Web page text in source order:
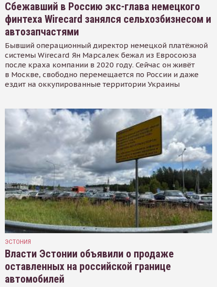
Сбежавший в Россию экс-глава немецкого
финтеха Wirecard занялся сельхозбизнесом и
автозапчастями
Бывший операционный директор немецкой платёжной
системы Wirecard Ян Марсалек бежал из Евросоюза
после краха компании в 2020 году. Сейчас он живёт
в Москве, свободно перемещается по России и даже
ездит на оккупированные территории Украины
ЭСТОНИЯ
Власти Эстонии объявили о продаже
оставленных на российской границе
автомобилей